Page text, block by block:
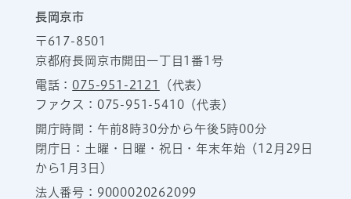
長岡京市
〒617-8501
京都府長岡京市開田一丁目1番1号
電話：075-951-2121
（代表）
ファクス：075-951-5410（代表）
開庁時間：午前8時30分から午後5時00分
閉庁日：土曜・日曜・祝日・年末年始（12月29日
から1月3日）
法人番号：9000020262099